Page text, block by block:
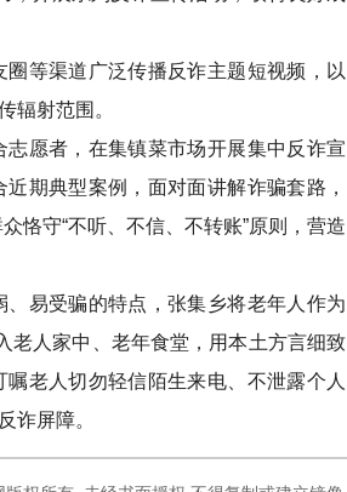
等渠道广泛传播反诈主题短视频，以
辐射范围。
愿者，在集镇菜市场开展集中反诈宣
期典型案例，面对面讲解诈骗套路，
恪守“不听、不信、不转账”原则，营造
易受骗的特点，张集乡将老年人作为
老人家中、老年食堂，用本土方言细致
老人切勿轻信陌生来电、不泄露个人
诈屏障。